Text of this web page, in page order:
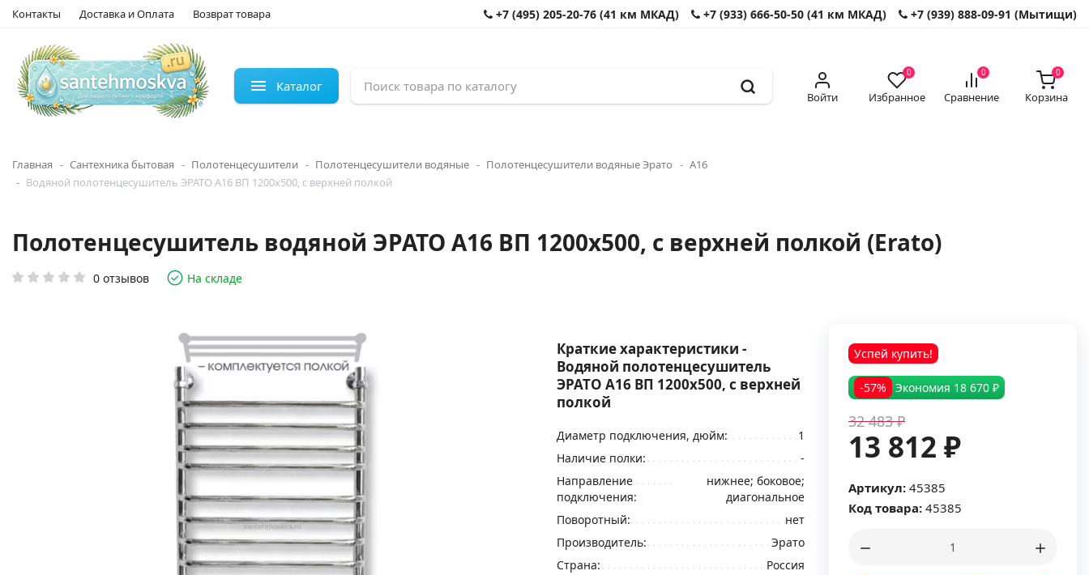
Контакты Доставка и Оплата Возврат товара +7 (495) 205-20-76 (41 км МКАД) +7 (933) 666-50-50 (41 км МКАД) +7 (939) 888-09-91 (Мытищи)
Каталог
Войти
0
Избранное
0
Сравнение
0
Корзина
Главная Сантехника бытовая Полотенцесушители Полотенцесушители водяные Полотенцесушители водяные Эрато
А16
Водяной полотенцесушитель ЭРАТО А16 ВП 1200x500, с верхней полкой
Полотенцесушитель водяной ЭРАТО А16 ВП 1200x500, с верхней полкой (Erato)
0 отзывов На складе
Успей купить!
-57% Экономия 18 670 ₽
32 483 ₽
13 812 ₽
Артикул: 45385
Код товара: 45385
Краткие характеристики -
Водяной полотенцесушитель
ЭРАТО А16 ВП 1200x500, с верхней
полкой
Диаметр подключения, дюйм:
1
Наличие полки:
-
Направление
подключения:
нижнее; боковое;
диагональное
Поворотный:
нет
Производитель:
Эрато
Страна:
Россия